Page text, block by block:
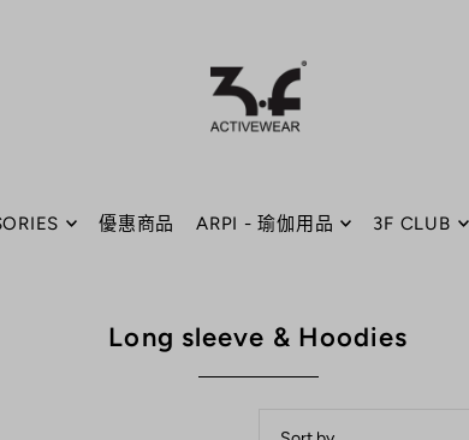
優惠商品 ARPI - 瑜伽用品 3F CLUB
Long sleeve & Hoodies